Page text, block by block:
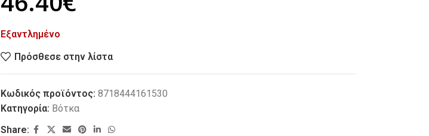
Εξαντλημένο
Πρόσθεσε στην λίστα
Κωδικός προϊόντος: 8718444161530
Κατηγορία: Βότκα
Share: